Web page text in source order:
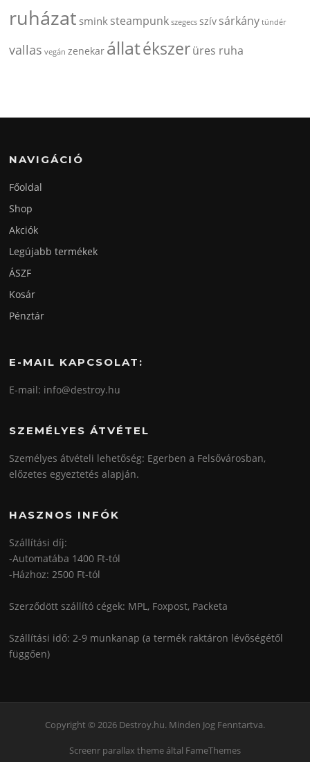
ruházat smink steampunk szegecs szív sárkány tündér
vallas vegán zenekar állatékszerüres ruha
NAVIGÁCIÓ
Főoldal
Shop
Akciók
Legújabb termékek
ÁSZF
Kosár
Pénztár
E-MAIL KAPCSOLAT:
E-mail: info@destroy.hu
SZEMÉLYES ÁTVÉTEL
Személyes átvételi lehetőség: Egerben a Felsővárosban,
előzetes egyeztetés alapján.
HASZNOS INFÓK
Szállítási díj:
-Automatába 1400 Ft-tól
-Házhoz: 2500 Ft-tól
Szerződött szállító cégek: MPL, Foxpost, Packeta
Szállítási idő: 2-9 munkanap (a termék raktáron lévőségétől
függően)
Copyright © 2026 Destroy.hu. Minden Jog Fenntartva.
Screenr parallax themeáltal FameThemes